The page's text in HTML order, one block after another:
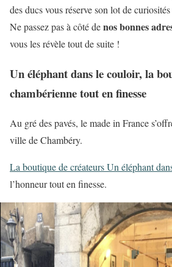
des ducs vous réserve son lot de
Ne passez pas à côté denos bonnes
vous les révèle tout de suite !
Un éléphant dans le couloir, la
chambérienne tout en finesse
Au gré des pavés, le made in France
ville de Chambéry.
La boutique de créateurs Un éléphant
l’honneur tout en finesse.